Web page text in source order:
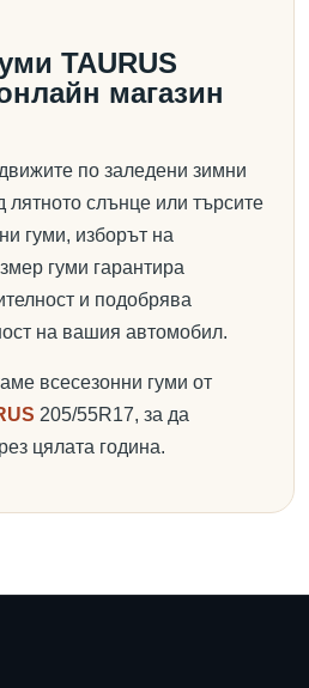
TAURUS
магазин
по заледени зимни
лятното слънце или търсите
гуми, изборът на
гуми гарантира
и подобрява
на вашия автомобил.
всесезонни гуми от
205/55R17, за да
цялата година.